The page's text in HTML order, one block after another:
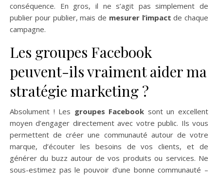
conséquence. En gros, il ne s’agit pas simplement de
publier pour publier, mais de mesurer l’impact de chaque
campagne.
Les groupes Facebook
peuvent-ils vraiment aider ma
stratégie marketing ?
Absolument ! Les groupes Facebook sont un excellent
moyen d’engager directement avec votre public. Ils vous
permettent de créer une communauté autour de votre
marque, d’écouter les besoins de vos clients, et de
générer du buzz autour de vos produits ou services. Ne
sous-estimez pas le pouvoir d’une bonne communauté –